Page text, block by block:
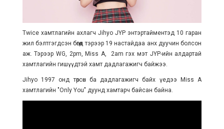
Twice хамтлагийн ахлагч Jihyo JYP энтэртайментэд 10 гаран
жил бэлтгэгдсэн бөгөөд тэрээр 19 настайдаа анх дуучин болсон
аж. Тэрээр WG, 2pm, Miss A, 2am гэх мэт JYP-ийн алдартай
хамтлагийн гишүүдтэй хамт дадлагажигч байжээ.
Jihyo 1997 онд төрсөн ба дадлагажигч байх үедээ Miss A
хамтлагийн "Only You" дуунд хамтарч байсан байна.